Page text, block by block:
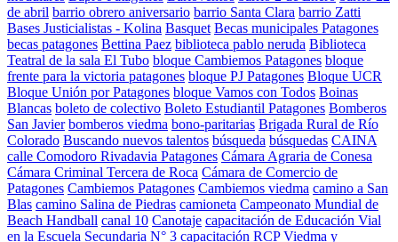
de abril barrio obrero aniversario barrio Santa Clara barrio Zatti
Bases Justicialistas - Kolina Basquet Becas municipales Patagones
becas patagones Bettina Paez biblioteca pablo neruda Biblioteca
Teatral de la sala El Tubo bloque Cambiemos Patagones bloque
frente para la victoria patagones bloque PJ Patagones Bloque UCR
Bloque Unión por Patagones bloque Vamos con Todos Boinas
Blancas boleto de colectivo Boleto Estudiantil Patagones Bomberos
San Javier bomberos viedma bono-paritarias Brigada Rural de Río
Colorado Buscando nuevos talentos búsqueda búsquedas CAINA
calle Comodoro Rivadavia Patagones Cámara Agraria de Conesa
Cámara Criminal Tercera de Roca Cámara de Comercio de
Patagones Cambiemos Patagones Cambiemos viedma camino a San
Blas camino Salina de Piedras camioneta Campeonato Mundial de
Beach Handball canal 10 Canotaje capacitación de Educación Vial
en la Escuela Secundaria N° 3 capacitación RCP Viedma y